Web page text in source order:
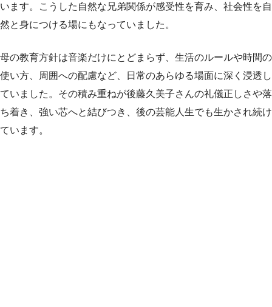
います。こうした自然な兄弟関係が感受性を育み、社会性を自
然と身につける場にもなっていました。
母の教育方針は音楽だけにとどまらず、生活のルールや時間の
使い方、周囲への配慮など、日常のあらゆる場面に深く浸透し
ていました。その積み重ねが後藤久美子さんの礼儀正しさや落
ち着き、強い芯へと結びつき、後の芸能人生でも生かされ続け
ています。